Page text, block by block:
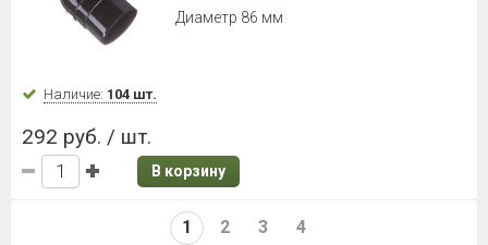
Диаметр 86 мм
Наличие: 104 шт.
292 руб. / шт.
В корзину
1 2 3 4